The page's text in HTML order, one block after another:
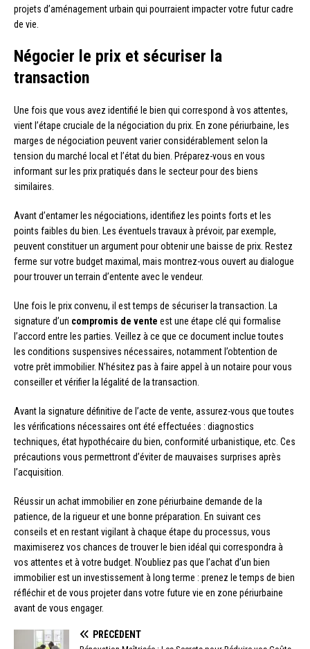
projets d’aménagement urbain qui pourraient impacter votre futur cadre
de vie.
Négocier le prix et sécuriser la
transaction
Une fois que vous avez identifié le bien qui correspond à vos attentes,
vient l’étape cruciale de la négociation du prix. En zone périurbaine, les
marges de négociation peuvent varier considérablement selon la
tension du marché local et l’état du bien. Préparez-vous en vous
informant sur les prix pratiqués dans le secteur pour des biens
similaires.
Avant d’entamer les négociations, identifiez les points forts et les
points faibles du bien. Les éventuels travaux à prévoir, par exemple,
peuvent constituer un argument pour obtenir une baisse de prix. Restez
ferme sur votre budget maximal, mais montrez-vous ouvert au dialogue
pour trouver un terrain d’entente avec le vendeur.
Une fois le prix convenu, il est temps de sécuriser la transaction. La
signature d’un compromis de vente est une étape clé qui formalise
l’accord entre les parties. Veillez à ce que ce document inclue toutes
les conditions suspensives nécessaires, notamment l’obtention de
votre prêt immobilier. N’hésitez pas à faire appel à un notaire pour vous
conseiller et vérifier la légalité de la transaction.
Avant la signature définitive de l’acte de vente, assurez-vous que toutes
les vérifications nécessaires ont été effectuées : diagnostics
techniques, état hypothécaire du bien, conformité urbanistique, etc. Ces
précautions vous permettront d’éviter de mauvaises surprises après
l’acquisition.
Réussir un achat immobilier en zone périurbaine demande de la
patience, de la rigueur et une bonne préparation. En suivant ces
conseils et en restant vigilant à chaque étape du processus, vous
maximiserez vos chances de trouver le bien idéal qui correspondra à
vos attentes et à votre budget. N’oubliez pas que l’achat d’un bien
immobilier est un investissement à long terme : prenez le temps de bien
réfléchir et de vous projeter dans votre future vie en zone périurbaine
avant de vous engager.
PRÉCÉDENT